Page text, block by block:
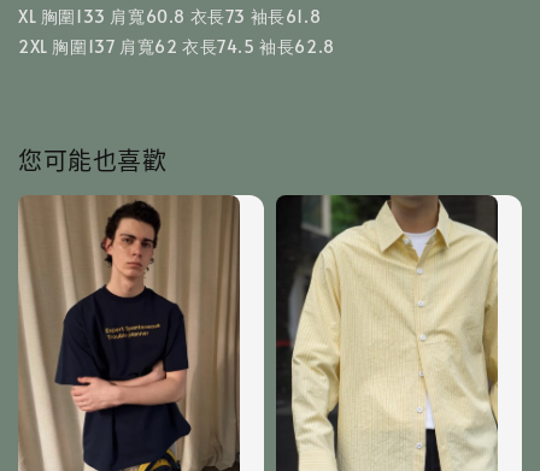
XL 胸圍133 肩寬60.8 衣長73 袖長61.8
2XL 胸圍137 肩寬62 衣長74.5 袖長62.8
您可能也喜歡